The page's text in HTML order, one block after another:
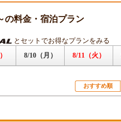
料金・宿泊プラン
とセットでお得なプランをみる
8/10（月） 8/11（火）
おすすめ順